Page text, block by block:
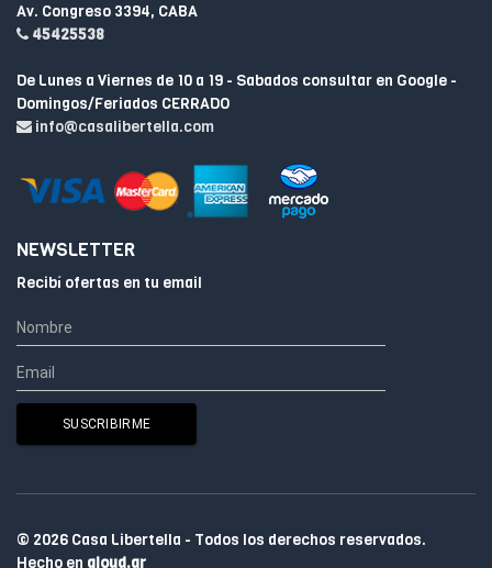
Av. Congreso 3394, CABA
45425538
De Lunes a Viernes de 10 a 19 - Sabados consultar en Google -
Domingos/Feriados CERRADO
info@casalibertella.com
NEWSLETTER
Recibí ofertas en tu email
© 2026 Casa Libertella - Todos los derechos reservados.
Hecho en qloud.ar